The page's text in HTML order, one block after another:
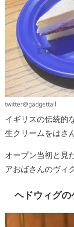
twitter@gadgettail
イギリスの伝統的
生クリームをはさ
オープン当初と見
アおばさんのヴィ
ヘドウィグの